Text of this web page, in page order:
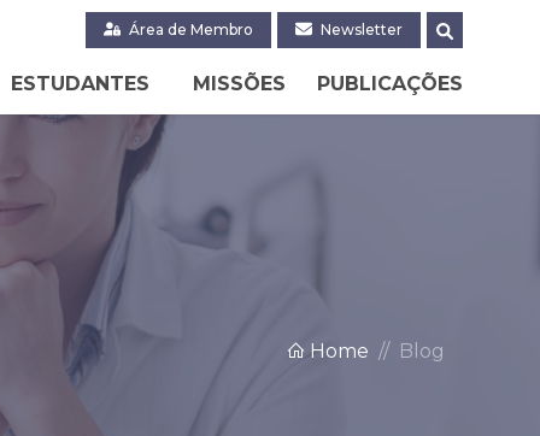
Área de Membro Newsletter
ESTUDANTES MISSÕES PUBLICAÇÕES
Home Blog